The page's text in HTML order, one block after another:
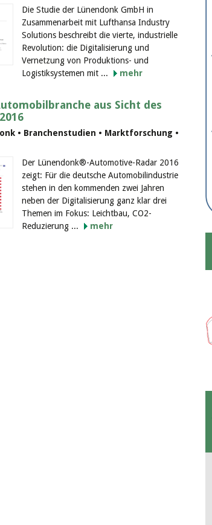
Die Studie der Lünendonk GmbH in
Zusammenarbeit mit Lufthansa Industry
Solutions beschreibt die vierte, industrielle
Revolution: die Digitalisierung und
Vernetzung von Produktions- und
Logistiksystemen mit ...
mehr
aus Sicht des
• Branchenstudien • Marktforschung •
Der Lünendonk®-Automotive-Radar 2016
zeigt: Für die deutsche Automobilindustrie
stehen in den kommenden zwei Jahren
neben der Digitalisierung ganz klar drei
Themen im Fokus: Leichtbau, CO2-
Reduzierung ...
mehr